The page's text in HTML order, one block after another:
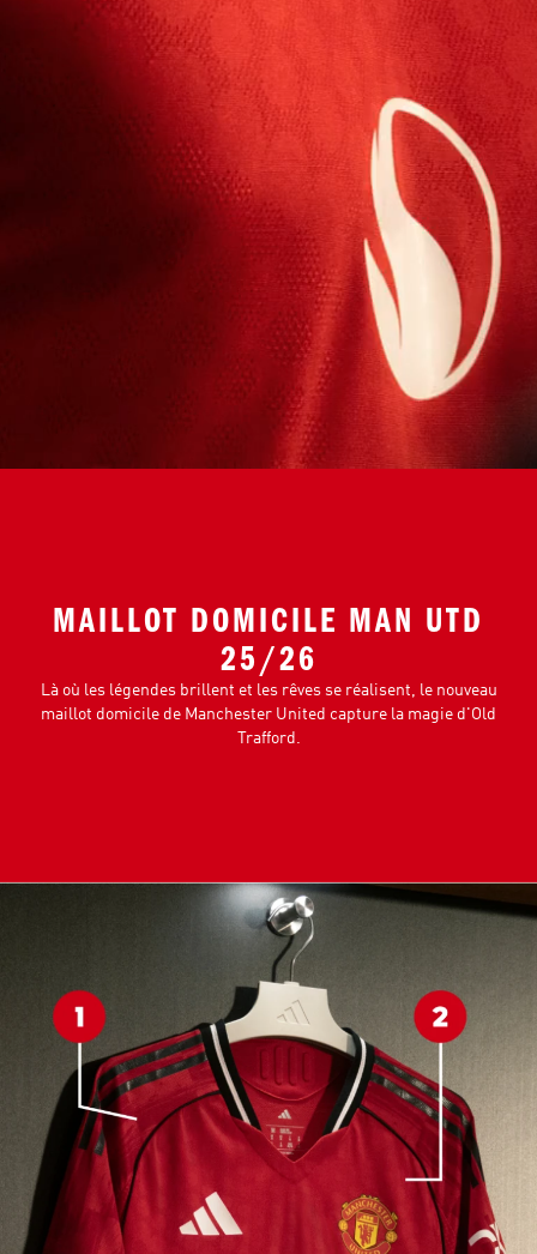
MAILLOT DOMICILE MAN UTD
25/26
Là où les légendes brillent et les rêves se réalisent, le nouveau
maillot domicile de Manchester United capture la magie d'Old
Trafford.